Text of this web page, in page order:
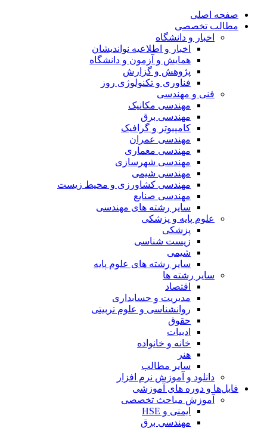
صفحه اصلی
مطالب تخصصی
اخبار و دانشگاه
اخبار و اطلاعیه نواندیشان
همایش و آزمون و دانشگاه
پژوهش و گزارش
فناوری و تکنولوژی روز
فنی و مهندسی
مهندسی مکانیک
مهندسی برق
کامپیوتر و گرافیک
مهندسی عمران
مهندسی معماری
مهندسی شهرسازی
مهندسی شیمی
مهندسی کشاورزی و محیط زیست
مهندسی صنایع
سایر رشته های مهندسی
علوم پایه و پزشکی
پزشکی
زیست شناسی
شیمی
سایر رشته های علوم پایه
سایر رشته ها
اقتصاد
مدیریت و حسابداری
روانشناسی و علوم تربیتی
حقوق
ادبیات
خانه و خانواده
هنر
سایر مطالب
دانلود و آموزش نرم افزار
فایل‌ها و دوره های آموزشی
آموزش مباحث تخصصی
ایمنی و HSE
مهندسی برق